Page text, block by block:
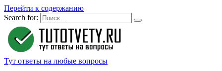
Перейти к содержанию
Search for:
Тут ответы на любые вопросы